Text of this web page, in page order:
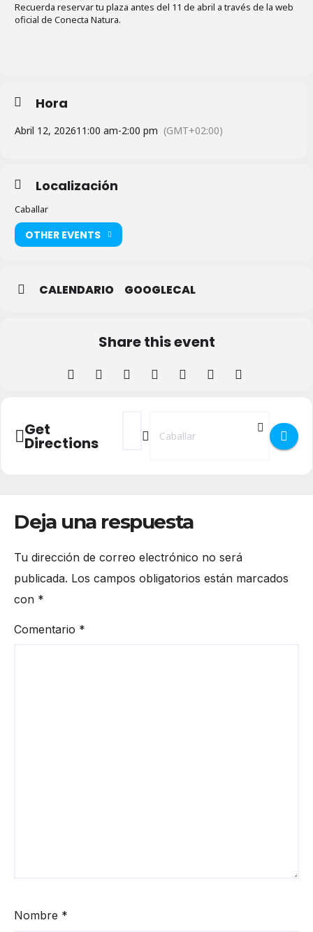
Recuerda reservar tu plaza antes del 11 de abril a través de la web
oficial de Conecta Natura.
Hora
Abril 12, 202611:00 am-2:00 pm (GMT+02:00)
Localización
Caballar
OTHER EVENTS
CALENDARIO GOOGLECAL
Share this event
Get
Directions
Address - Free Tour Fuentes del Caballar
Destination Address - Free Tour
Deja una respuesta
Tu dirección de correo electrónico no será
publicada. Los campos obligatorios están marcados
con *
Comentario *
Nombre *